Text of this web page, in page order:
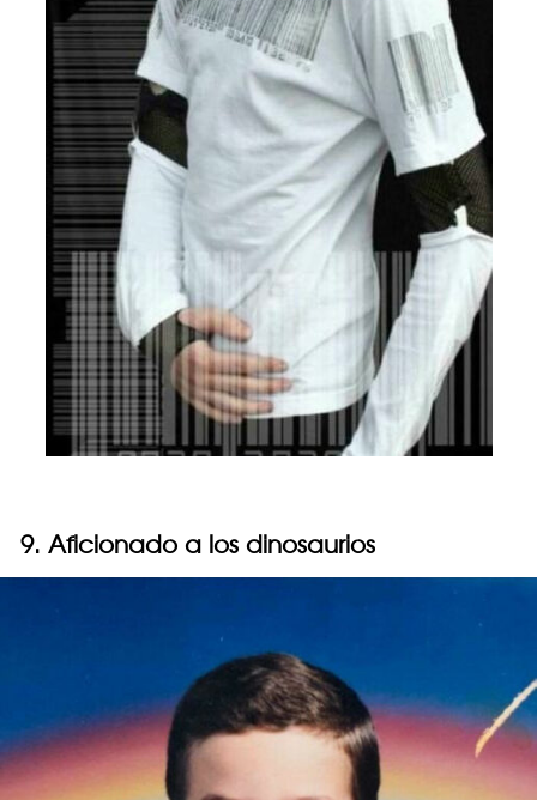
9. Aficionado a los dinosaurios